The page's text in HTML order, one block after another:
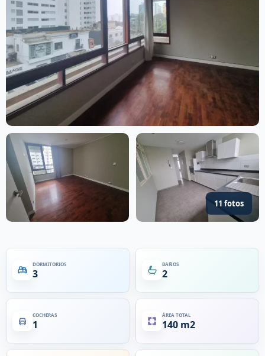
11 fotos
DORMITORIOS
3
BAÑOS
2
COCHERAS
1
ÁREA TOTAL
140 m2